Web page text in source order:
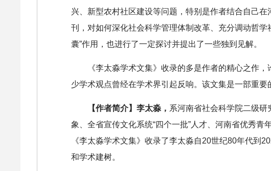
兴、新型农村社区建设等问题，特别是作者结合自己
刊，对如何深化社会科学管理体制改革、充分调动哲
囊”作用，也进行了一定探讨并提出了一些独到见解。
《李太淼学术文集》收录的多是作者的精心之作
少学术观点曾经在学术界引起反响。该文集是一部重
【作者简介】李太淼， 系河南省社会科学院二级
象、全省宣传文化系统“四个一批”人才、河南省优秀
《李太淼学术文集》收录了李太淼自20世纪80年代到
和学术建树。